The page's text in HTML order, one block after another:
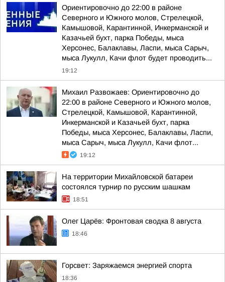
Ориентировочно до 22:00 в районе
Северного и Южного молов, Стрелецкой,
Камышовой, Карантинной, Инкерманской и
Казачьей бухт, парка Победы, мыса
Херсонес, Балаклавы, Ласпи, мыса Сарыч,
мыса Лукулл, Качи флот будет проводить...
19:12
Михаил Развожаев: Ориентировочно до
22:00 в районе Северного и Южного молов,
Стрелецкой, Камышовой, Карантинной,
Инкерманской и Казачьей бухт, парка
Победы, мыса Херсонес, Балаклавы, Ласпи,
мыса Сарыч, мыса Лукулл, Качи флот...
19:12
На территории Михайловской батареи
состоялся турнир по русским шашкам
18:51
Олег Царёв: Фронтовая сводка 8 августа
18:46
Горсвет: Заряжаемся энергией спорта
18:36